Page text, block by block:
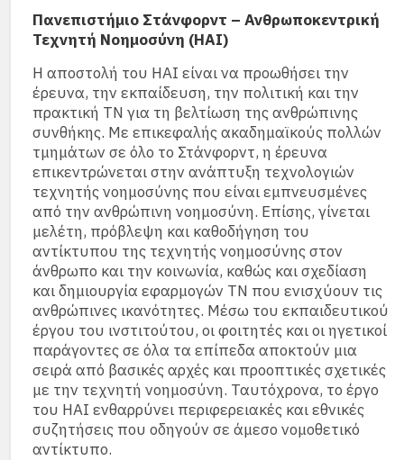
Πανεπιστήμιο Στάνφορντ – Ανθρωποκεντρική
Τεχνητή Νοημοσύνη (HAI)
Η αποστολή του HAI είναι να προωθήσει την
έρευνα, την εκπαίδευση, την πολιτική και την
πρακτική ΤΝ για τη βελτίωση της ανθρώπινης
συνθήκης. Με επικεφαλής ακαδημαϊκούς πολλών
τμημάτων σε όλο το Στάνφορντ, η έρευνα
επικεντρώνεται στην ανάπτυξη τεχνολογιών
τεχνητής νοημοσύνης που είναι εμπνευσμένες
από την ανθρώπινη νοημοσύνη. Επίσης, γίνεται
μελέτη, πρόβλεψη και καθοδήγηση του
αντίκτυπου της τεχνητής νοημοσύνης στον
άνθρωπο και την κοινωνία, καθώς και σχεδίαση
και δημιουργία εφαρμογών ΤΝ που ενισχύουν τις
ανθρώπινες ικανότητες. Μέσω του εκπαιδευτικού
έργου του ινστιτούτου, οι φοιτητές και οι ηγετικοί
παράγοντες σε όλα τα επίπεδα αποκτούν μια
σειρά από βασικές αρχές και προοπτικές σχετικές
με την τεχνητή νοημοσύνη. Ταυτόχρονα, το έργο
του HAI ενθαρρύνει περιφερειακές και εθνικές
συζητήσεις που οδηγούν σε άμεσο νομοθετικό
αντίκτυπο.